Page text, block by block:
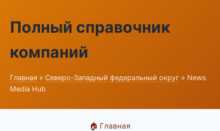
Полный справочник
компаний
Главная » Северо-Западный федеральный округ » News
Media Hub
🏠 Главная